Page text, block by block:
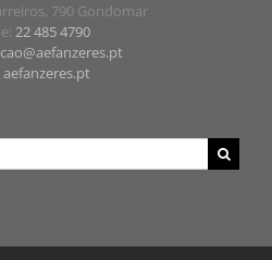
790 Gondomar
22 485 4790
aefanzeres.pt